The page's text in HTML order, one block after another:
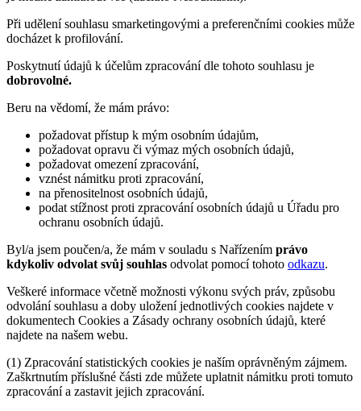
Při udělení souhlasu smarketingovými a preferenčními cookies může
docházet k profilování.
Poskytnutí údajů k účelům zpracování dle tohoto souhlasu je
dobrovolné.
Beru na vědomí, že mám právo:
požadovat přístup k mým osobním údajům,
požadovat opravu či výmaz mých osobních údajů,
požadovat omezení zpracování,
vznést námitku proti zpracování,
na přenositelnost osobních údajů,
podat stížnost proti zpracování osobních údajů u Úřadu pro
ochranu osobních údajů.
Byl/a jsem poučen/a, že mám v souladu s Nařízením právo
kdykoliv odvolat svůj souhlas odvolat pomocí tohoto odkazu.
Veškeré informace včetně možnosti výkonu svých práv, způsobu
odvolání souhlasu a doby uložení jednotlivých cookies najdete v
dokumentech Cookies a Zásady ochrany osobních údajů, které
najdete na našem webu.
(1) Zpracování statistických cookies je naším oprávněným zájmem.
Zaškrtnutím příslušné části zde můžete uplatnit námitku proti tomuto
zpracování a zastavit jejich zpracování.